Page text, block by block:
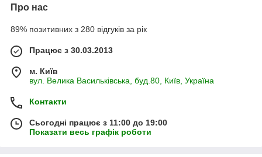
Про нас
89% позитивних з 280 відгуків за рік
Працює з 30.03.2013
м. Київ
вул. Велика Васильківська, буд.80, Київ, Україна
Контакти
Сьогодні працює з 11:00 до 19:00
Показати весь графік роботи